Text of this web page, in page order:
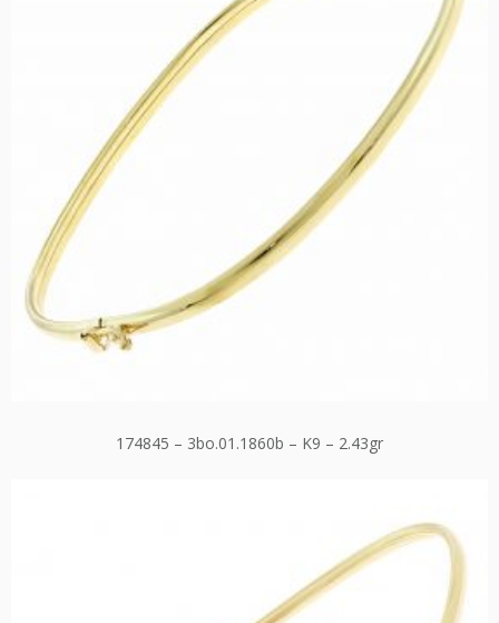
174845 – 3bo.01.1860b – K9 – 2.43gr